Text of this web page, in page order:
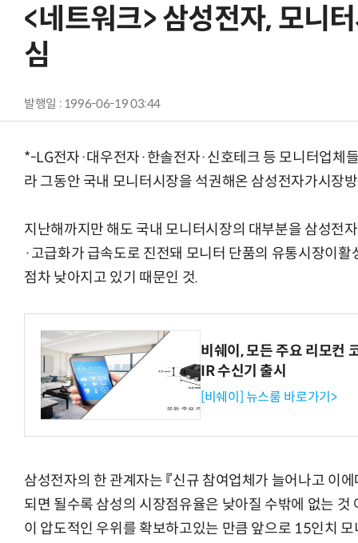
<네트워크> 삼성전자, 모니
심
발행일 : 1996-06-19 03:44
*-LG전자·대우전자·한솔전자·신호테크 등 모니터업체
라 그동안 국내 모니터시장을 석권해온 삼성전자가시장
지난해까지만 해도 국내 모니터시장의 대부분을 삼성전
·고급화가 급속도로 진전돼 모니터 단품의 유통시장이
점차 낮아지고 있기 때문인 것.
비쉐이, 모든 주요 리모컨
IR 수신기 출시
[비쉐이] 뉴스룸 바로가기>
삼성전자의 한 관계자는 『신규 참여업체가 늘어나고 이
되면 될수록 삼성의 시장점유율은 낮아질 수밖에 없는 것
이 압도적인 우위를 확보하고있는 만큼 앞으로 15인치
체계화 된 데이터가 곧 AI 시대의 경쟁력이다 현업에서 바로 쓰는 "하네스 엔